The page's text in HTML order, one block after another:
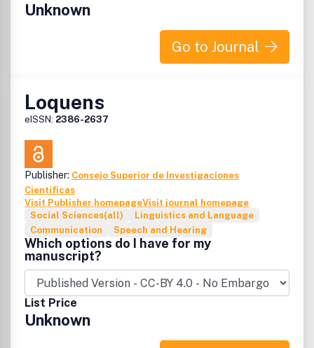
Unknown
Go to Journal
Loquens
eISSN: 2386-2637
Publisher: Consejo Superior de Investigaciones
Científicas
Visit Publisher homepageVisit journal homepage
Social Sciences(all)
Linguistics and Language
Communication
Speech and Hearing
Which options do I have for my
manuscript?
List Price
Unknown